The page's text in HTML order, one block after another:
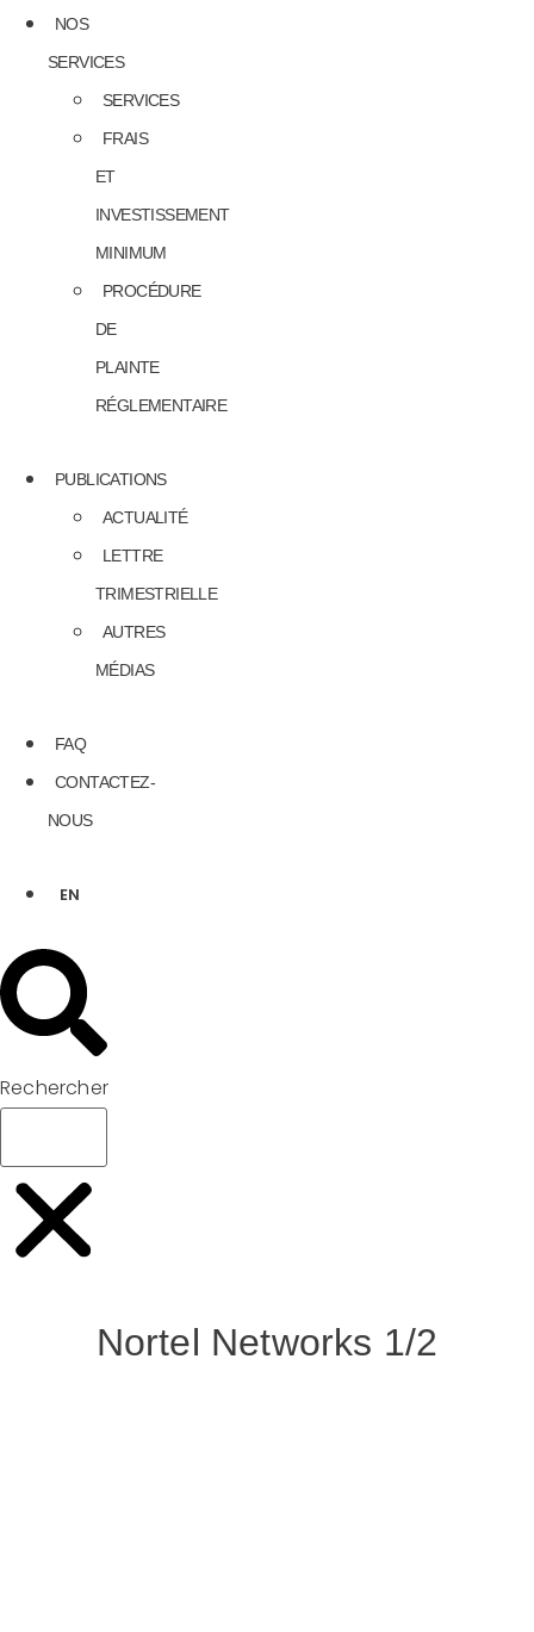
NOS
SERVICES
SERVICES
FRAIS
ET
INVESTISSEMENT
MINIMUM
PROCÉDURE
DE
PLAINTE
RÉGLEMENTAIRE
PUBLICATIONS
ACTUALITÉ
LETTRE
TRIMESTRIELLE
AUTRES
MÉDIAS
FAQ
CONTACTEZ-
NOUS
EN
Rechercher
Nortel Networks 1/2